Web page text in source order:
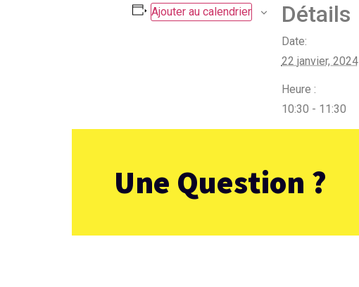
Ajouter au calendrier Détails
Date:
22 janvier, 2024
Heure :
10:30 - 11:30
Une Question ?